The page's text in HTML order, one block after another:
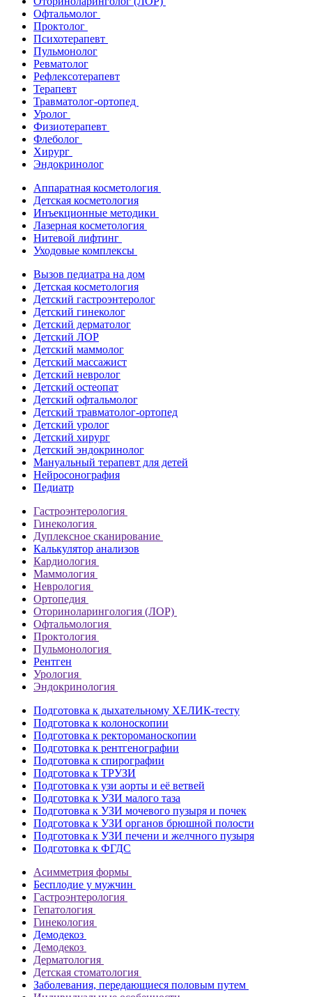
Офтальмолог
Проктолог
Психотерапевт
Пульмонолог
Ревматолог
Рефлексотерапевт
Терапевт
Травматолог-ортопед
Уролог
Физиотерапевт
Флеболог
Хирург
Эндокринолог
Аппаратная косметология
Детская косметология
Инъекционные методики
Лазерная косметология
Нитевой лифтинг
Уходовые комплексы
Вызов педиатра на дом
Детская косметология
Детский гастроэнтеролог
Детский гинеколог
Детский дерматолог
Детский ЛОР
Детский маммолог
Детский массажист
Детский невролог
Детский остеопат
Детский офтальмолог
Детский травматолог-ортопед
Детский уролог
Детский хирург
Детский эндокринолог
Мануальный терапевт для детей
Нейросонография
Педиатр
Гастроэнтерология
Гинекология
Дуплексное сканирование
Калькулятор анализов
Кардиология
Маммология
Неврология
Ортопедия
Оториноларингология (ЛОР)
Офтальмология
Проктология
Пульмонология
Рентген
Урология
Эндокринология
Подготовка к дыхательному ХЕЛИК-тесту
Подготовка к колоноскопии
Подготовка к ректороманоскопии
Подготовка к рентгенографии
Подготовка к спирографии
Подготовка к ТРУЗИ
Подготовка к узи аорты и её ветвей
Подготовка к УЗИ малого таза
Подготовка к УЗИ мочевого пузыря и почек
Подготовка к УЗИ органов брюшной полости
Подготовка к УЗИ печени и желчного пузыря
Подготовка к ФГДС
Асимметрия формы
Бесплодие у мужчин
Гастроэнтерология
Гепатология
Гинекология
Демодекоз
Демодекоз
Дерматология
Детская стоматология
Заболевания, передающиеся половым путем